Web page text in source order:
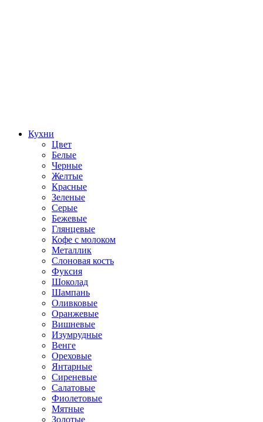
Кухни
Цвет
Белые
Черные
Желтые
Красные
Зеленые
Серые
Бежевые
Глянцевые
Кофе с молоком
Металлик
Слоновая кость
Фуксия
Шоколад
Шампань
Оливковые
Оранжевые
Вишневые
Изумрудные
Венге
Ореховые
Янтарные
Сиреневые
Салатовые
Фиолетовые
Мятные
Золотые